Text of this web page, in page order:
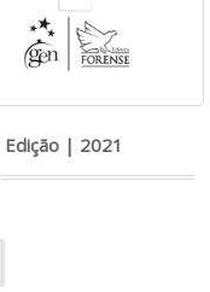
Edição | 2021